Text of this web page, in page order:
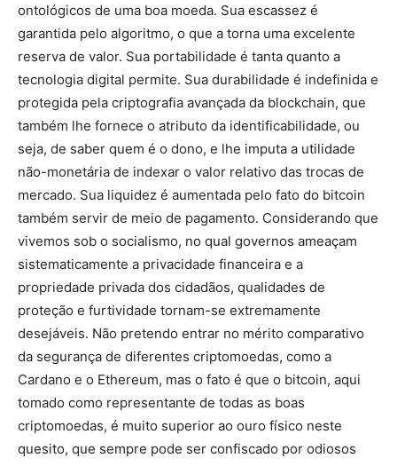
ontológicos de uma boa moeda. Sua escassez é
garantida pelo algoritmo, o que a torna uma excelente
reserva de valor. Sua portabilidade é tanta quanto a
tecnologia digital permite. Sua durabilidade é indefinida e
protegida pela criptografia avançada da blockchain, que
também lhe fornece o atributo da identificabilidade, ou
seja, de saber quem é o dono, e lhe imputa a utilidade
não-monetária de indexar o valor relativo das trocas de
mercado. Sua liquidez é aumentada pelo fato do bitcoin
também servir de meio de pagamento. Considerando que
vivemos sob o socialismo, no qual governos ameaçam
sistematicamente a privacidade financeira e a
propriedade privada dos cidadãos, qualidades de
proteção e furtividade tornam-se extremamente
desejáveis. Não pretendo entrar no mérito comparativo
da segurança de diferentes criptomoedas, como a
Cardano e o Ethereum, mas o fato é que o bitcoin, aqui
tomado como representante de todas as boas
criptomoedas, é muito superior ao ouro físico neste
quesito, que sempre pode ser confiscado por odiosos